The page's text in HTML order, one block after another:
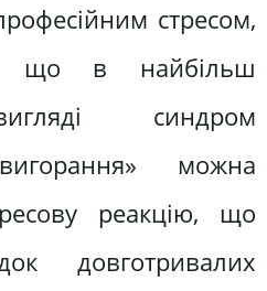
стресом,
що в найбільш
синдром
можна
реакцію, що
довготривалих